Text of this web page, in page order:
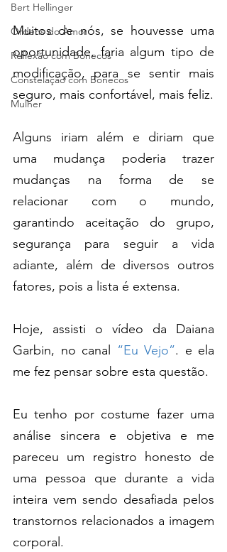
Bert Hellinger
Ordens do Amor
Reflexão com Bonecos
Constelação com Bonecos
Mulher
Muitos de nós, se houvesse uma
oportunidade, faria algum tipo de
modificação, para se sentir mais
seguro, mais confortável, mais feliz.
Alguns iriam além e diriam que
uma mudança poderia trazer
mudanças na forma de se
relacionar com o mundo,
garantindo aceitação do grupo,
segurança para seguir a vida
adiante, além de diversos outros
fatores, pois a lista é extensa.
Hoje, assisti o vídeo da Daiana
Garbin, no canal
“Eu Vejo”. e ela
me fez pensar sobre esta questão.
Eu tenho por costume fazer uma
análise sincera e objetiva e me
pareceu um registro honesto de
uma pessoa que durante a vida
inteira vem sendo desafiada pelos
transtornos relacionados a imagem
corporal.